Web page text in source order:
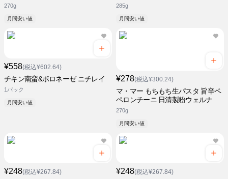
270g
月間安い値
285g
月間安い値
¥558(税込¥602.64)
チキン南蛮&ボロネーゼ ニチレイ
1パック
月間安い値
¥278(税込¥300.24)
マ・マー もちもち生パスタ 旨辛ペ
ペロンチーニ 日清製粉ウェルナ
270g
月間安い値
¥248(税込¥267.84) ¥248(税込¥267.84)